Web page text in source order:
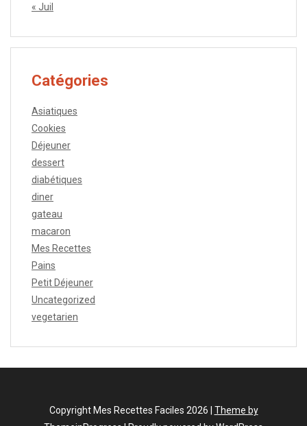
« Juil
Catégories
Asiatiques
Cookies
Déjeuner
dessert
diabétiques
diner
gateau
macaron
Mes Recettes
Pains
Petit Déjeuner
Uncategorized
vegetarien
Copyright Mes Recettes Faciles 2026 | Theme by